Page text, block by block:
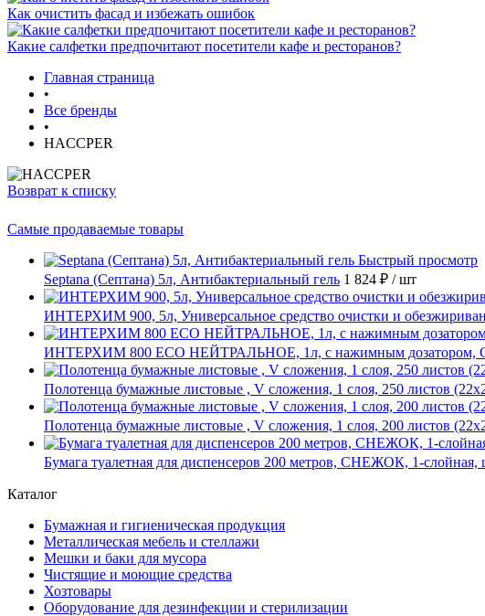
Как очистить фасад и избежать ошибок
Какие салфетки предпочитают посетители кафе и ресторанов?
Главная страница
•
Все бренды
•
HACCPER
Возврат к списку
Самые продаваемые товары
Быстрый просмотр
Septana (Септана) 5л, Антибактериальный гель 1 824 ₽ / шт
ИНТЕРХИМ 900, 5л, Универсальное средство очистки и
ИНТЕРХИМ 800 ECO НЕЙТРАЛЬНОЕ, 1л, с нажимным дозатором,
Полотенца бумажные листовые , V сложения, 1 слоя, 250 листов
Полотенца бумажные листовые , V сложения, 1 слоя, 200 листов
Бумага туалетная для диспенсеров 200 метров, СНЕЖОК, 1-слойная,
Каталог
Бумажная и гигиеническая продукция
Металлическая мебель и стеллажи
Мешки и баки для мусора
Чистящие и моющие средства
Хозтовары
Оборудование для дезинфекции и стерилизации